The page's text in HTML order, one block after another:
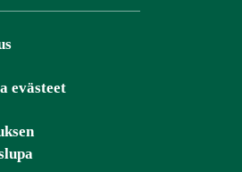
evästeet